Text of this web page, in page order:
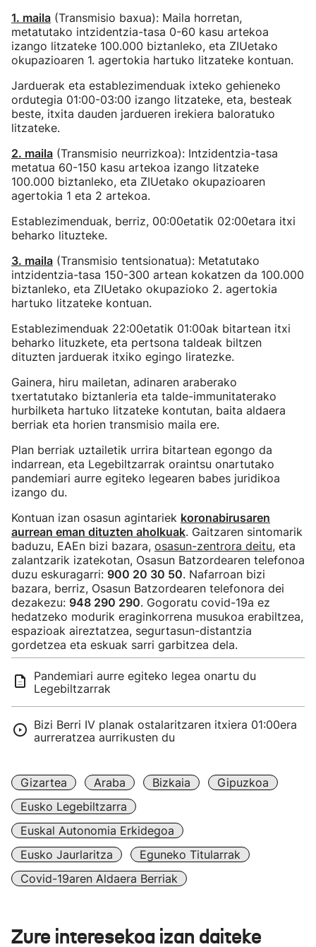
1. maila (Transmisio baxua): Maila horretan,
metatutako intzidentzia-tasa 0-60 kasu artekoa
izango litzateke 100.000 biztanleko, eta ZIUetako
okupazioaren 1. agertokia hartuko litzateke kontuan.
Jarduerak eta establezimenduak ixteko gehieneko
ordutegia 01:00-03:00 izango litzateke, eta, besteak
beste, itxita dauden jardueren irekiera baloratuko
litzateke.
2. maila (Transmisio neurrizkoa): Intzidentzia-tasa
metatua 60-150 kasu artekoa izango litzateke
100.000 biztanleko, eta ZIUetako okupazioaren
agertokia 1 eta 2 artekoa.
Establezimenduak, berriz, 00:00etatik 02:00etara itxi
beharko lituzteke.
3. maila (Transmisio tentsionatua): Metatutako
intzidentzia-tasa 150-300 artean kokatzen da 100.000
biztanleko, eta ZIUetako okupazioko 2. agertokia
hartuko litzateke kontuan.
Establezimenduak 22:00etatik 01:00ak bitartean itxi
beharko lituzkete, eta pertsona taldeak biltzen
dituzten jarduerak itxiko egingo liratezke.
Gainera, hiru mailetan, adinaren araberako
txertatutako biztanleria eta talde-immunitaterako
hurbilketa hartuko litzateke kontutan, baita aldaera
berriak eta horien transmisio maila ere.
Plan berriak uztailetik urrira bitartean egongo da
indarrean, eta Legebiltzarrak oraintsu onartutako
pandemiari aurre egiteko legearen babes juridikoa
izango du.
Kontuan izan osasun agintariek koronabirusaren
aurrean eman dituzten aholkuak. Gaitzaren sintomarik
baduzu, EAEn bizi bazara, osasun-zentrora deitu, eta
zalantzarik izatekotan, Osasun Batzordearen telefonoa
duzu eskuragarri: 900 20 30 50. Nafarroan bizi
bazara, berriz, Osasun Batzordearen telefonora dei
dezakezu: 948 290 290. Gogoratu covid-19a ez
hedatzeko modurik eraginkorrena musukoa erabiltzea,
espazioak aireztatzea, segurtasun-distantzia
gordetzea eta eskuak sarri garbitzea dela.
Pandemiari aurre egiteko legea onartu du
Legebiltzarrak
Bizi Berri IV planak ostalaritzaren itxiera 01:00era
aurreratzea aurrikusten du
Gizartea Araba Bizkaia
Gipuzkoa
Eusko Legebiltzarra
Euskal Autonomia Erkidegoa
Eusko Jaurlaritza
Eguneko Titularrak
Covid-19aren Aldaera Berriak
Zure interesekoa izan daiteke